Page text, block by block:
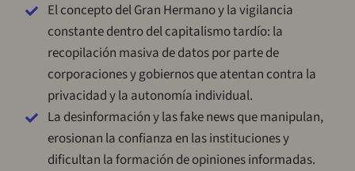
El concepto del Gran Hermano y la vigilancia
constante dentro del capitalismo tardío: la
recopilación masiva de datos por parte de
corporaciones y gobiernos que atentan contra la
privacidad y la autonomía individual.
La desinformación y las fake news que manipulan,
erosionan la confianza en las instituciones y
dificultan la formación de opiniones informadas.